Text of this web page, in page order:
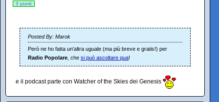
3 punti
Posted By: Marok
Però ne ho fatta un'altra uguale (ma più breve e gratis!) per
Radio Popolare , che si può ascoltare qua!
e il podcast parte con Watcher of the Skies dei Genesis